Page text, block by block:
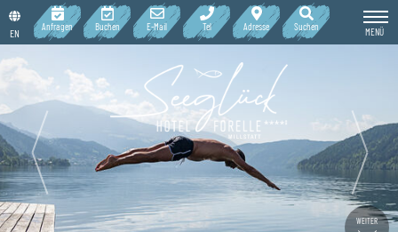
WEITER
EN
Anfragen Buchen E-Mail Tel Adresse Suchen MENÜ